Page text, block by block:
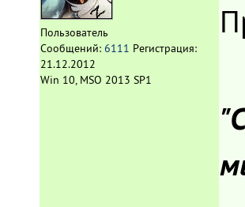
Пользователь
Сообщений: 6111 Регистрация:
21.12.2012
Win 10, MSO 2013 SP1